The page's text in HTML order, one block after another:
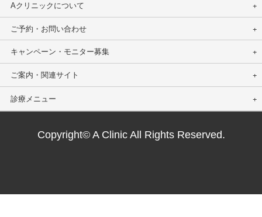
Aクリニックについて
ご予約・お問い合わせ
キャンペーン・モニター募集
ご案内・関連サイト
診療メニュー
Copyright© A Clinic All Rights Reserved.